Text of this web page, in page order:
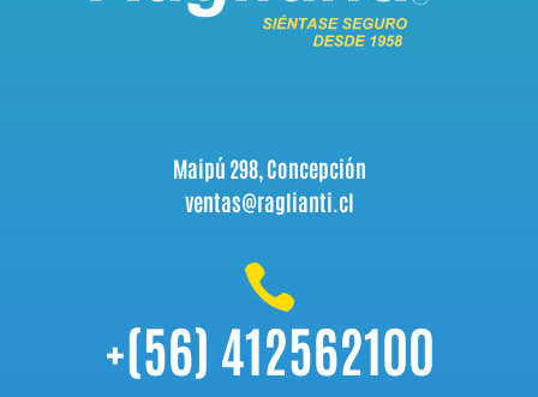
Maipú 298, Concepción
ventas@raglianti.cl

+(56) 412562100